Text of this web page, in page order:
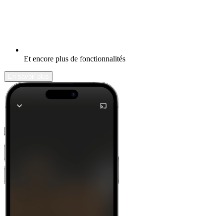
Et encore plus de fonctionnalités